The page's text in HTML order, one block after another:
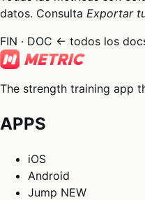
datos. Consulta Exportar
FIN · DOC ← todos los
The strength training app
APPS
iOS
Android
Jump NEW